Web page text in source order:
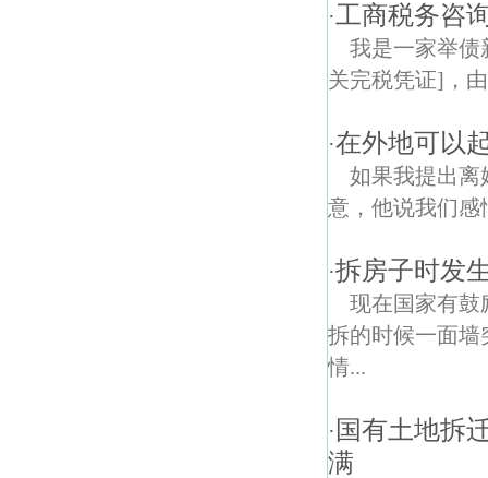
·工商税务咨
我是一家举债
关完税凭证]，
·在外地可以
如果我提出离
意，他说我们感
·拆房子时发
现在国家有鼓
拆的时候一面墙
情...
· 国有土地拆
满